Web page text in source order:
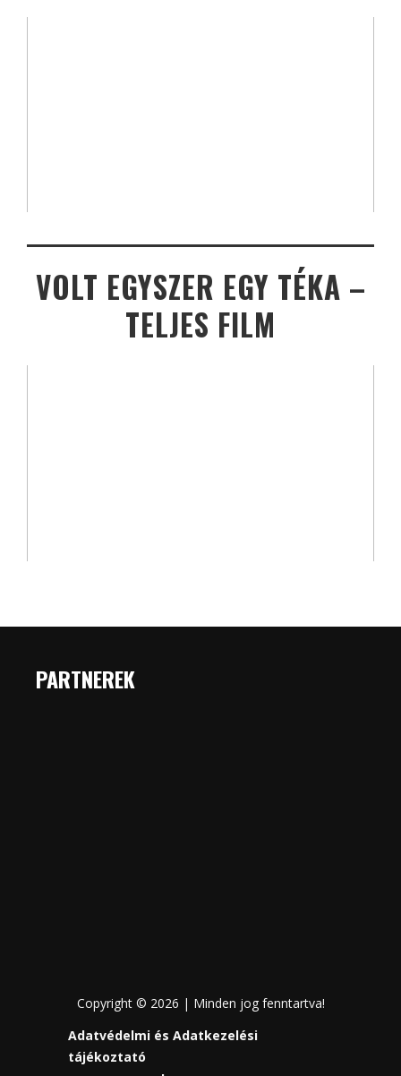
VOLT EGYSZER EGY TÉKA –
TELJES FILM
PARTNEREK
Copyright © 2026 | Minden jog fenntartva!
Adatvédelmi és Adatkezelési
tájékoztató